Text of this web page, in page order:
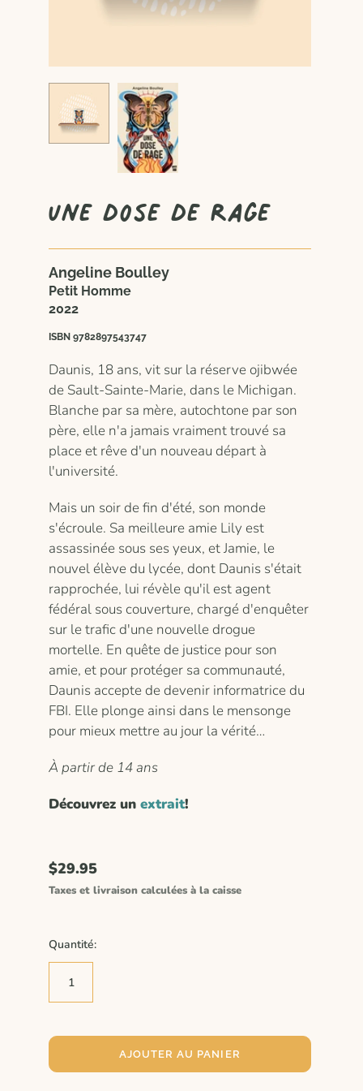
Une dose de rage
Angeline Boulley
Petit Homme
2022
ISBN 9782897543747
Daunis, 18 ans, vit sur la réserve ojibwée
de Sault-Sainte-Marie, dans le Michigan.
Blanche par sa mère, autochtone par son
père, elle n'a jamais vraiment trouvé sa
place et rêve d'un nouveau départ à
l'université.
Mais un soir de fin d'été, son monde
s'écroule. Sa meilleure amie Lily est
assassinée sous ses yeux, et Jamie, le
nouvel élève du lycée, dont Daunis s'était
rapprochée, lui révèle qu'il est agent
fédéral sous couverture, chargé d'enquêter
sur le trafic d'une nouvelle drogue
mortelle. En quête de justice pour son
amie, et pour protéger sa communauté,
Daunis accepte de devenir informatrice du
FBI. Elle plonge ainsi dans le mensonge
pour mieux mettre au jour la vérité…
À partir de 14 ans
Découvrez un extrait!
$29.95
Taxes et livraison calculées à la caisse
Quantité:
AJOUTER AU PANIER